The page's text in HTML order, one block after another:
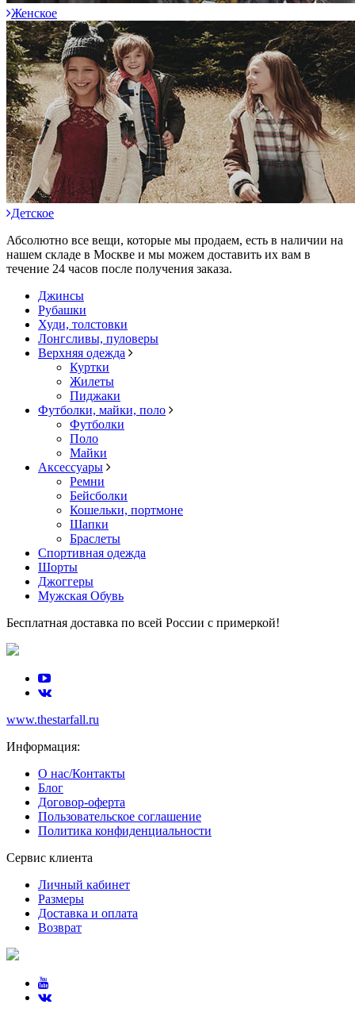
Женское
Детское
Абсолютно все вещи, которые мы продаем, есть в наличии на
нашем складе в Москве и мы можем доставить их вам в
течение 24 часов после получения заказа.
Джинсы
Рубашки
Худи, толстовки
Лонгсливы, пуловеры
Верхняя одежда
Куртки
Жилеты
Пиджаки
Футболки, майки, поло
Футболки
Поло
Майки
Аксессуары
Ремни
Бейсболки
Кошельки, портмоне
Шапки
Браслеты
Спортивная одежда
Шорты
Джоггеры
Мужская Обувь
Бесплатная доставка по всей России с примеркой!
www.thestarfall.ru
Информация:
О нас/Контакты
Блог
Договор-оферта
Пользовательское соглашение
Политика конфиденциальности
Сервис клиента
Личный кабинет
Размеры
Доставка и оплата
Возврат